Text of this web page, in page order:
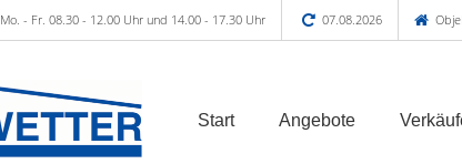
Mo. - Fr. 08.30 - 12.00 Uhr und 14.00 - 17.30 Uhr 07.08.2026
Start Angebote